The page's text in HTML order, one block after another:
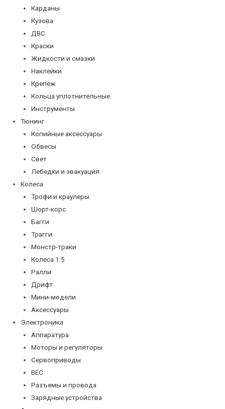
Карданы
Кузова
ДВС
Краски
Жидкости и смазки
Наклейки
Крепеж
Кольца уплотнительные
Инструменты
Тюнинг
Копийные аксессуары
Обвесы
Свет
Лебедки и эвакуация
Колеса
Трофи и краулеры
Шорт-корс
Багги
Трагги
Монстр-траки
Колеса 1:5
Ралли
Дрифт
Мини-модели
Аксессуары
Электроника
Аппаратура
Моторы и регуляторы
Сервоприводы
BEC
Разъемы и провода
Зарядные устройства